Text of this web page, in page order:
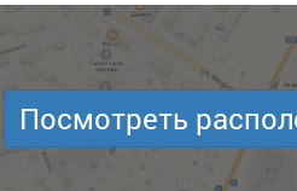
Посмотреть